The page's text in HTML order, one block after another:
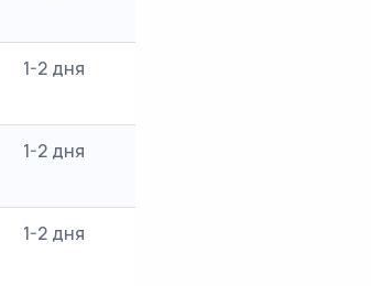
1-2 дня
1-2 дня
1-2 дня